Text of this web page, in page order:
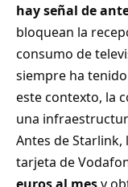
hay señal de
bloquean la
consumo de
siempre ha
este contexto, la
una
Antes de Starlink,
tarjeta de